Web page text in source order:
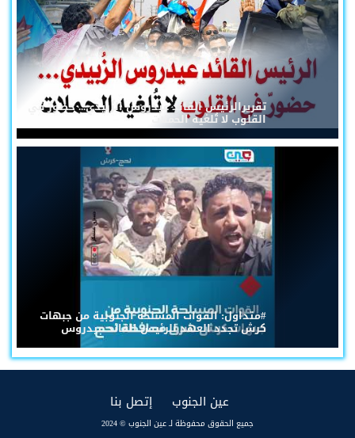
تقريرالرئيس القائد عيدروس الزُبيدي... حضورٌ في
القلوب لا تُلغيه الحملات
#متداول: القوات المسلحة الجنوبية من جبهات
كرش تجدد العهد للرئيس القائد عيدروس
عين الجنوب إتصل بنا
جميع الحقوق محفوظة لـ عين الجنوب © 2024